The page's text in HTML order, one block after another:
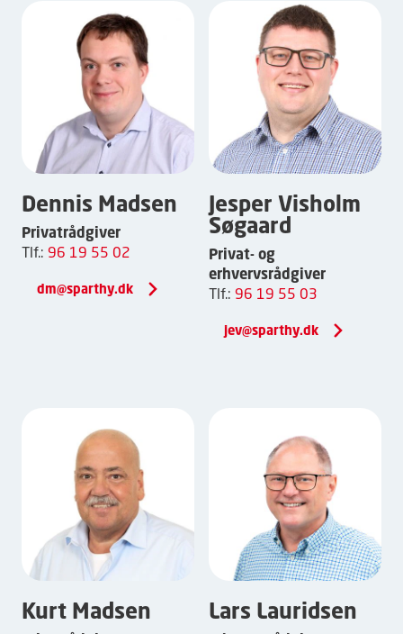
Dennis Madsen
Privatrådgiver
Tlf.: 96 19 55 02
dm@sparthy.dk
Jesper Visholm
Søgaard
Privat- og
erhvervsrådgiver
Tlf.: 96 19 55 03
jev@sparthy.dk
Kurt Madsen Lars Lauridsen